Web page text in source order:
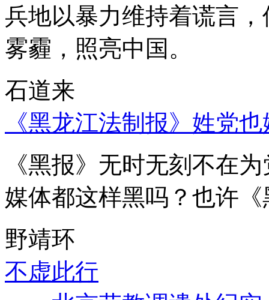
兵地以暴力维持着谎言
雾霾，照亮中国。
石道来
《黑龙江法制报》姓党
《黑报》无时无刻不在
媒体都这样黑吗？也许
野靖环
不虚此行